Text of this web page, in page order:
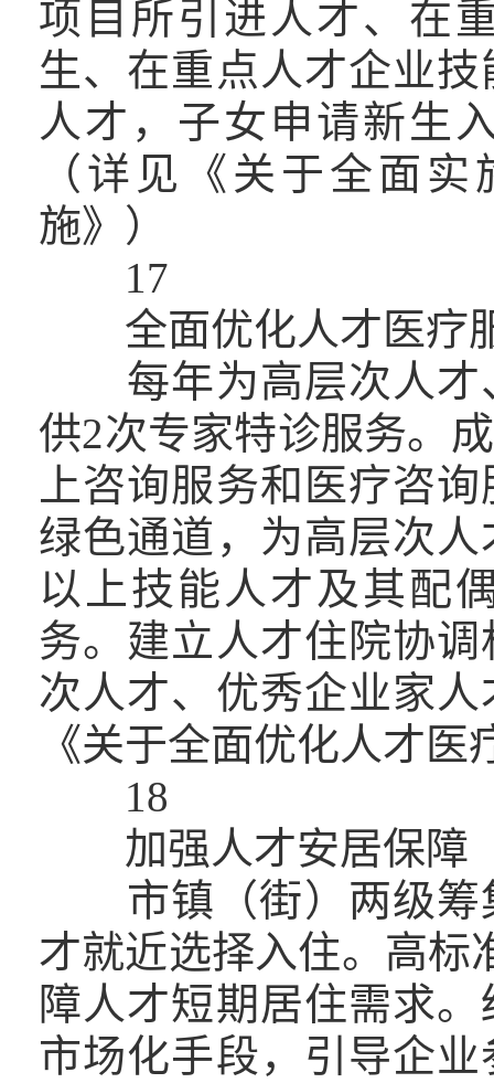
项目所引进人才、在
生、在重点人才企业
人才，子女申请新生
（详见《关于全面
施》）
17
全面优化人才医疗
每年为高层次人才
供2次专家特诊服务。
上咨询服务和医疗咨
绿色通道，为高层次
以上技能人才及其配
务。建立人才住院协
次人才、优秀企业家
《关于全面优化人才
18
加强人才安居保障
市镇（街）两级筹
才就近选择入住。高标
障人才短期居住需求
市场化手段，引导企